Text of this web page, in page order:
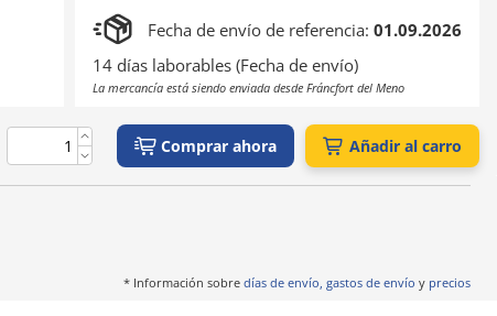
Fecha de envío de referencia: 01.09.2026
14 días laborables (Fecha de envío)
La mercancía está siendo enviada desde Fráncfort del Meno
Comprar ahora Añadir al carro
* Información sobre días de envío, gastos de envío y precios